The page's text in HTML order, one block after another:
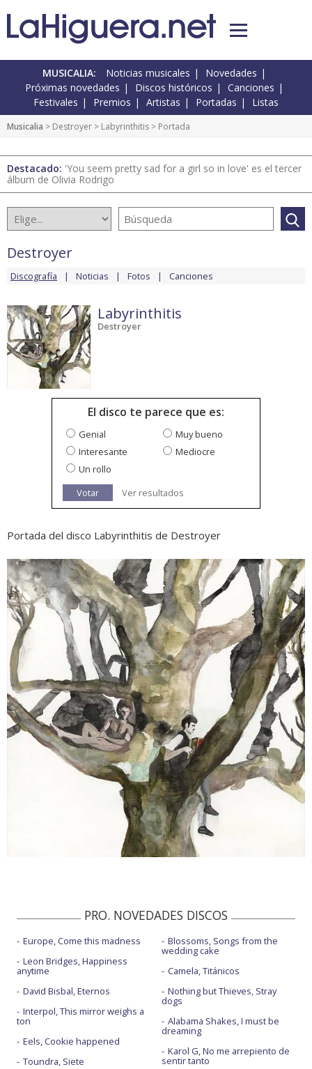
MUSICALIA: Noticias musicales
Novedades
Próximas novedades
Discos históricos
Canciones
Festivales
Premios Artistas Portadas Listas
Musicalia > Destroyer > Labyrinthitis > Portada
Destacado: 'You seem pretty sad for a girl so in love' es el tercer
álbum de Olivia Rodrigo
Destroyer
Discografía Noticias Fotos Canciones
Labyrinthitis
Destroyer
El disco te parece que es:
Genial
Muy bueno
Interesante
Mediocre
Un rollo
Votar
Ver resultados
Portada del disco Labyrinthitis de Destroyer
PRO. NOVEDADES DISCOS
Europe, Come this madness
Leon Bridges, Happiness
anytime
David Bisbal, Eternos
Interpol, This mirror weighs a
ton
Eels, Cookie happened
Toundra, Siete
Blossoms, Songs from the
wedding cake
Camela, Titánicos
Nothing but Thieves, Stray
dogs
Alabama Shakes, I must be
dreaming
Karol G, No me arrepiento de
sentir tanto